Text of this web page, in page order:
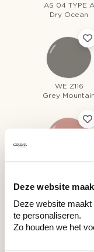
Deze website
Deze website
te personaliseren.
Zo houden we het
AS 04 TYPE A
Dry Ocean
WE Z116
Grey Mountain